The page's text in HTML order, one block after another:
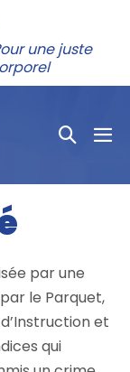
une juste
par une
le Parquet,
et
qui